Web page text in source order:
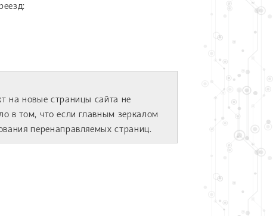
на новые страницы сайта не
в том, что если главным зеркалом
перенаправляемых страниц.